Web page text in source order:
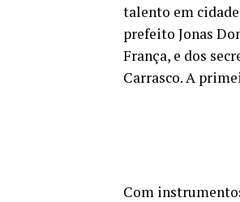
talento em
prefeito Jonas
França, e dos
Carrasco. A
Com